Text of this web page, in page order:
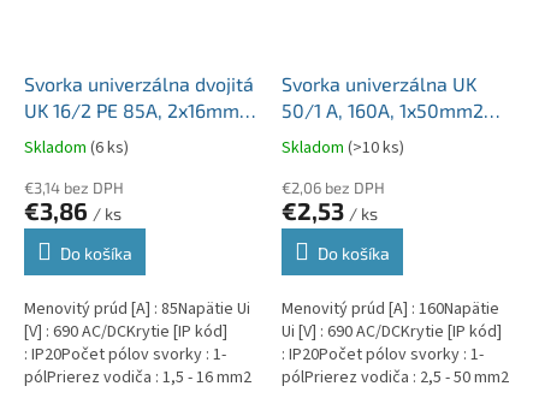
Svorka univerzálna dvojitá
UK 16/2 PE 85A, 2x16mm2
1pól, AL/CU, krytá, zeleno-
žltá, na DIN lištu
Skladom (6 ks)
€3,14 bez DPH
€3,86 / ks
Do košíka
Menovitý prúd [A] : 85Napätie Ui
[V] : 690 AC/DCKrytie [IP kód]
: IP20Počet pólov svorky : 1-
pólPrierez vodiča : 1,5 - 16 mm2
Svorka univerzálna UK
50/1 A, 160A, 1x50mm2
1pól., AL/CU, krytá, sivá,
na DIN lištu
Skladom (>10 ks)
€2,06 bez DPH
€2,53 / ks
Do košíka
Menovitý prúd [A] : 160Napätie
Ui [V] : 690 AC/DCKrytie [IP kód]
: IP20Počet pólov svorky : 1-
pólPrierez vodiča : 2,5 - 50 mm2